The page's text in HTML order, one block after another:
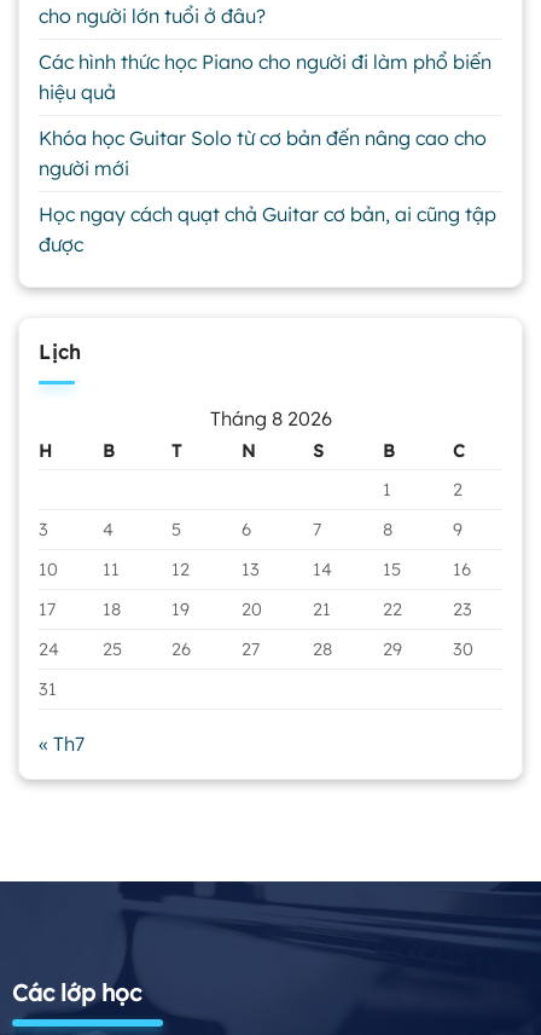
cho người lớn tuổi ở đâu?
Các hình thức học Piano cho người đi làm phổ biến
hiệu quả
Khóa học Guitar Solo từ cơ bản đến nâng cao cho
người mới
Học ngay cách quạt chả Guitar cơ bản, ai cũng tập
được
Lịch
Tháng 8 2026
H B T N S B
C
1
2
3
4 5 6 7 8
9
10
11 12 13 14 15
16
17
18 19 20 21 22
23
24
25 26 27 28 29
30
31
« Th7
Các lớp học